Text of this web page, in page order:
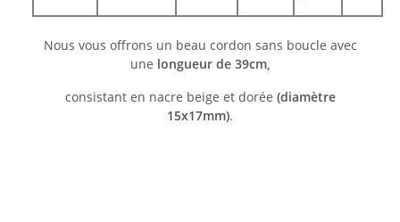
Nous vous offrons un beau cordon sans boucle avec
une longueur de 39cm,
consistant en nacre beige et dorée (diamètre
15x17mm).